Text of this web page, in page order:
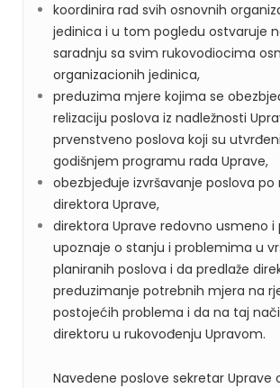
koordinira rad svih osnovnih
jedinica i u tom pogledu ostvaruje
saradnju sa svim rukovodiocima
organizacionih jedinica,
preduzima mjere kojima se
relizaciju poslova iz nadležnosti
prvenstveno poslova koji su
godišnjem programu rada Uprave,
obezbjeđuje izvršavanje poslova po
direktora Uprave,
direktora Uprave redovno usmeno i
upoznaje o stanju i problemima u
planiranih poslova i da predlaže
preduzimanje potrebnih mjera na
postojećih problema i da na taj
direktoru u rukovođenju Upravom.
Navedene poslove sekretar Uprave